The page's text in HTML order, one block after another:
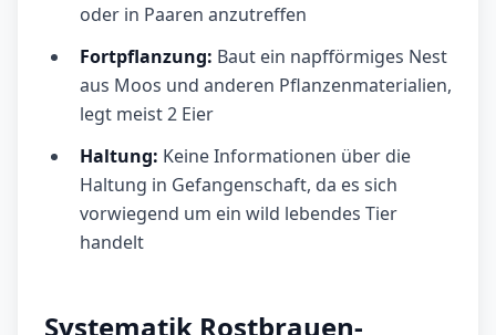
oder in Paaren anzutreffen
Fortpflanzung: Baut ein napfförmiges Nest
aus Moos und anderen Pflanzenmaterialien,
legt meist 2 Eier
Haltung: Keine Informationen über die
Haltung in Gefangenschaft, da es sich
vorwiegend um ein wild lebendes Tier
handelt
Systematik Rostbrauen-